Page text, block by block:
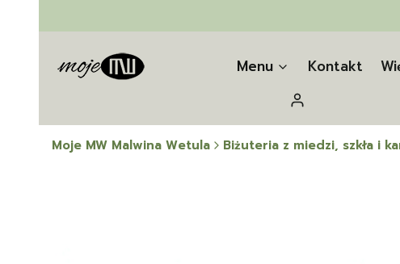
Menu Kontakt
Zaloguj się
Moje MW Malwina Wetula Biżuteria z miedzi, szkła i